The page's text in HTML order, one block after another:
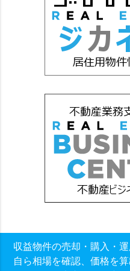
収益物件の売却・購入・
自ら相場を確認、価格を